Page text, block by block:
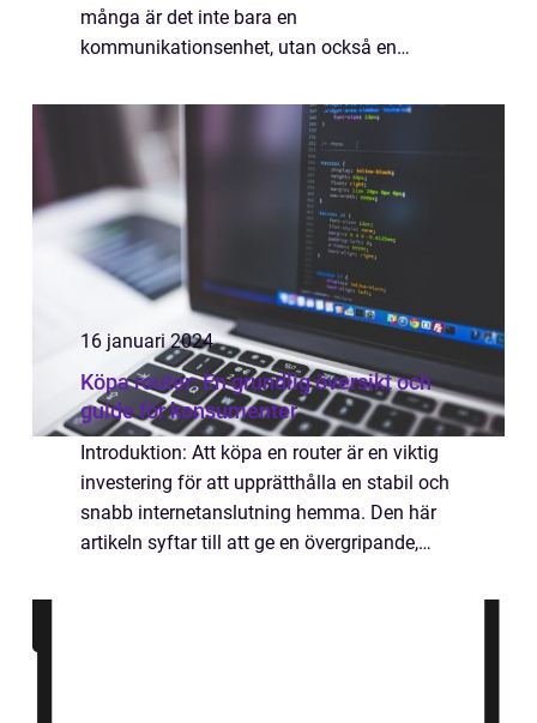
många är det inte bara en
kommunikationsenhet, utan också en
organisera vardagen. När det kommer till att
köpa en mobiltele...
16 januari 2024
Köpa router: En grundlig översikt och
guide för konsumenter
Introduktion: Att köpa en router är en viktig
investering för att upprätthålla en stabil och
snabb internetanslutning hemma. Den här
artikeln syftar till att ge en övergripande,